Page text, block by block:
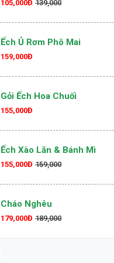
105,000Đ 139,000
Ếch Ủ Rơm Phô Mai
159,000Đ
Gỏi Ếch Hoa Chuối
155,000Đ
Ếch Xào Lăn & Bánh Mì
155,000Đ 159,000
Cháo Nghêu
179,000Đ 189,000